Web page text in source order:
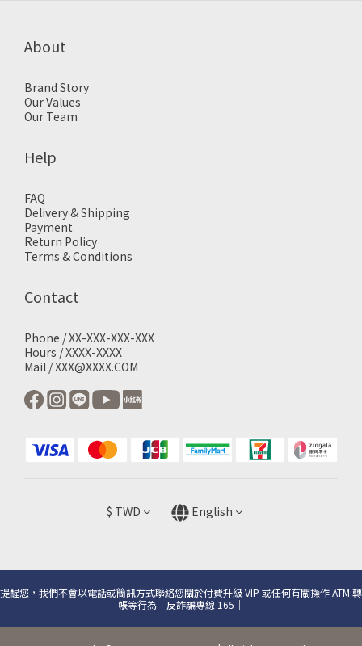
About
Brand Story
Our Values
Our Team
Help
FAQ
Delivery & Shipping
Payment
Return Policy
Terms & Conditions
Contact
Phone / XX-XXX-XXX-XXX
Hours / XXXX-XXXX
Mail / XXX@XXXX.COM
$ TWD English
提醒您，我們不會以電話或簡訊方式聯絡您關於付費升級 VIP 或任何有關操作 ATM 轉
帳等行為｜反詐騙專線 165｜